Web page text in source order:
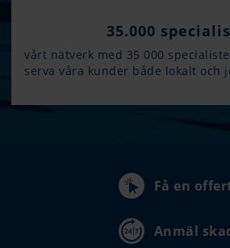
35.000
vårt nätverk med 35 000
serva våra kunder både lokalt och
Få en
Anmäl